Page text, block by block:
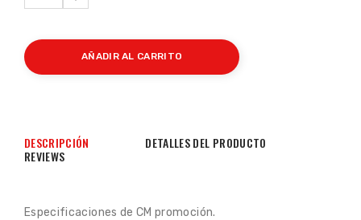
AÑADIR AL CARRITO
DESCRIPCIÓN
DETALLES DEL PRODUCTO
REVIEWS
Especificaciones de CM promoción.